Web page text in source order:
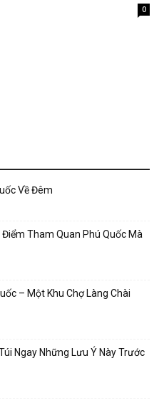
0
Về Đêm
Tham Quan Phú Quốc Mà
– Một Khu Chợ Làng Chài
Ngay Những Lưu Ý Này Trước